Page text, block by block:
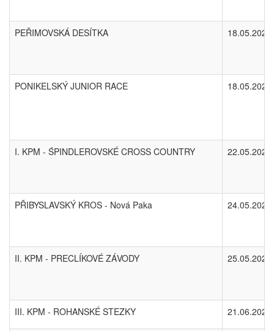
PEŘIMOVSKÁ DESÍTKA 18.05.2025
PONIKELSKÝ JUNIOR RACE 18.05.2025
I. KPM - ŚPINDLEROVSKÉ CROSS COUNTRY 22.05.2025
PŘIBYSLAVSKÝ KROS - Nová Paka 24.05.2025
II. KPM - PRECLÍKOVÉ ZÁVODY 25.05.2025
III. KPM - ROHANSKÉ STEZKY 21.06.2025